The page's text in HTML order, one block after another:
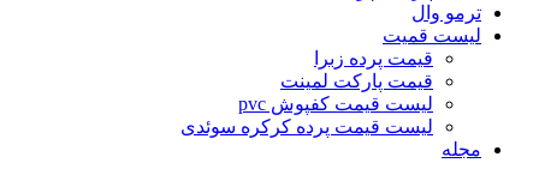
ترمو وال
لیست قمیت
قیمت پرده زبرا
قیمت پارکت لمینت
لیست قیمت کفپوش pvc
لیست قیمت پرده کرکره سوئدی
مجله